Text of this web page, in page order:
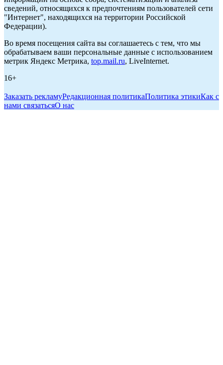
сведений, относящихся к предпочтениям пользователей сети
"Интернет", находящихся на территории Российской
Федерации).
Во время посещения сайта вы соглашаетесь с тем, что мы
обрабатываем ваши персональные данные с использованием
метрик Яндекс Метрика, top.mail.ru, LiveInternet.
16+
Заказать рекламуРедакционная политикаПолитика этикиКак с
нами связатьсяО нас